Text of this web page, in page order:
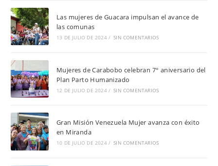
Las mujeres de Guacara impulsan el avance de
las comunas
13 DE JULIO DE 2024 / SIN COMENTARIOS
Mujeres de Carabobo celebran 7° aniversario del
Plan Parto Humanizado
12 DE JULIO DE 2024 / SIN COMENTARIOS
Gran Misión Venezuela Mujer avanza con éxito
en Miranda
10 DE JULIO DE 2024 / SIN COMENTARIOS